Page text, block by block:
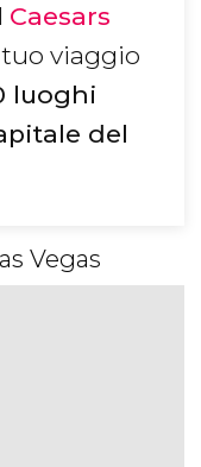
Caesars
tuo viaggio
luoghi
del
Vegas